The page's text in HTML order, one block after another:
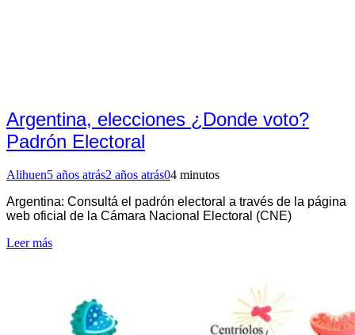
Argentina, elecciones ¿Donde voto?
Padrón Electoral
Alihuen5 años atrás2 años atrás04 minutos
Argentina: Consultá el padrón electoral a través de la página
web oficial de la Cámara Nacional Electoral (CNE)
Leer más